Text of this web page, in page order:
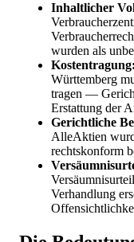
Inhaltlicher
wurden als
Kostentragung:
Württemberg
tragen —
Erstattung der
Gerichtliche
AlleAktien
rechtskonform
Verhandlung